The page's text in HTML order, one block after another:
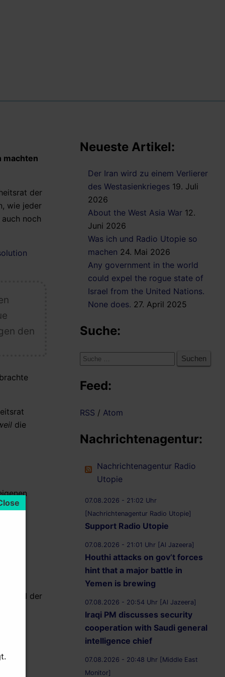
machten
der
wie jeder
noch
den
die
VII der
Neueste Artikel:
Der Iran wird zu einem Verlierer
des Westasienkrieges 19. Juli
2026
About the West Asia War 12.
Juni 2026
Was ich und Radio Utopie so
machen 24. Mai 2026
Any government in the world
could expel the rogue state of
Israel from the United Nations.
None does. 27. April 2025
Suche:
Suche
Feed:
RSS / Atom
Nachrichtenagentur:
Nachrichtenagentur Radio
Utopie
07.08.2026 - 21:02 Uhr
[Nachrichtenagentur Radio Utopie]
Support Radio Utopie
07.08.2026 - 21:01 Uhr [Al Jazeera]
Houthi attacks on gov’t forces
hint that a major battle in
Yemen is brewing
07.08.2026 - 20:54 Uhr [Al Jazeera]
Iraqi PM discusses security
cooperation with Saudi general
intelligence chief
07.08.2026 - 20:48 Uhr [Middle East
Monitor]